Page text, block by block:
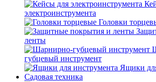
электроинструмента
Головки
ленты
губцевый инструмент
Ящики
Садовая техника